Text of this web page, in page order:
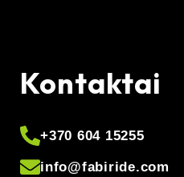
Kontaktai
+370 604 15255
info@fabiride.com